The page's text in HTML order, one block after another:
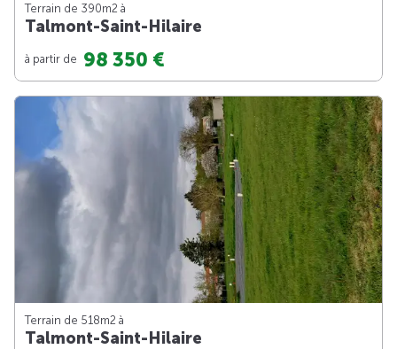
Terrain de 390m2 à
Talmont-Saint-Hilaire
à partir de 98 350 €
Terrain de 518m2 à
Talmont-Saint-Hilaire